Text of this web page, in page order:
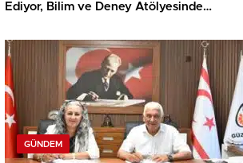
Ediyor, Bilim ve Deney Atölyesinde
GÜNDEM